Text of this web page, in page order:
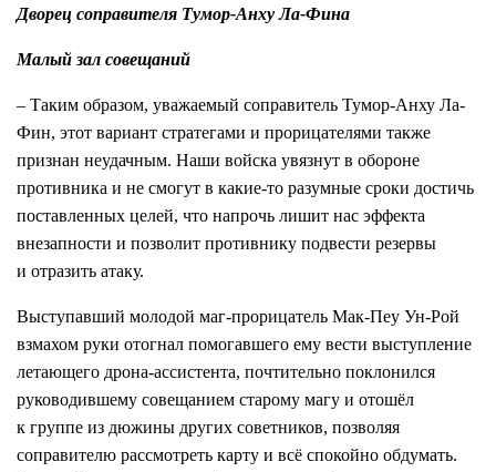
Дворец соправителя Тумор-Анху Ла-Фина
Малый зал совещаний
– Таким образом, уважаемый соправитель Тумор-Анху Ла-
Фин, этот вариант стратегами и прорицателями также
признан неудачным. Наши войска увязнут в обороне
противника и не смогут в какие-то разумные сроки достичь
поставленных целей, что напрочь лишит нас эффекта
внезапности и позволит противнику подвести резервы
и отразить атаку.
Выступавший молодой маг-прорицатель Мак-Пеу Ун-Рой
взмахом руки отогнал помогавшего ему вести выступление
летающего дрона-ассистента, почтительно поклонился
руководившему совещанием старому магу и отошёл
к группе из дюжины других советников, позволяя
соправителю рассмотреть карту и всё спокойно обдумать.